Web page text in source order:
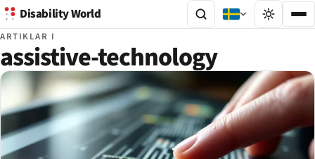
Disability World
ARTIKLAR I
assistive-technology